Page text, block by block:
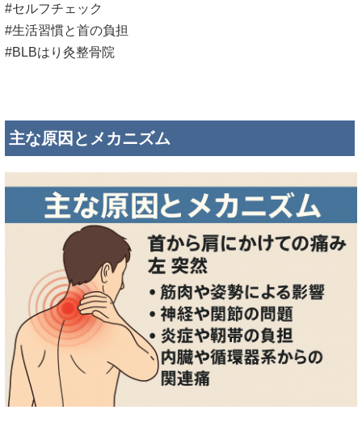
#セルフチェック
#生活習慣と首の負担
#BLBはり灸整骨院
主な原因とメカニズム